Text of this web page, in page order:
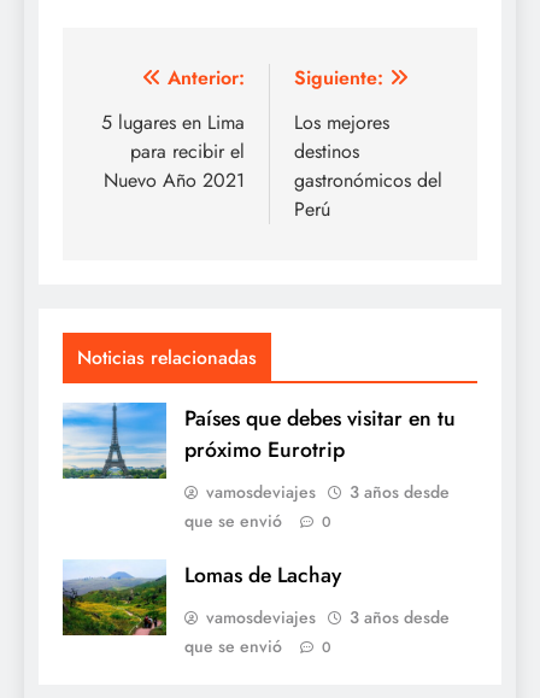
Navegación
de
entradas
Anterior:
5 lugares en Lima
para recibir el
Nuevo Año 2021
Siguiente:
Los mejores
destinos
gastronómicos del
Perú
Noticias relacionadas
Países que debes visitar en tu
próximo Eurotrip
vamosdeviajes
3 años desde
que se envió
0
Lomas de Lachay
vamosdeviajes
3 años desde
que se envió
0